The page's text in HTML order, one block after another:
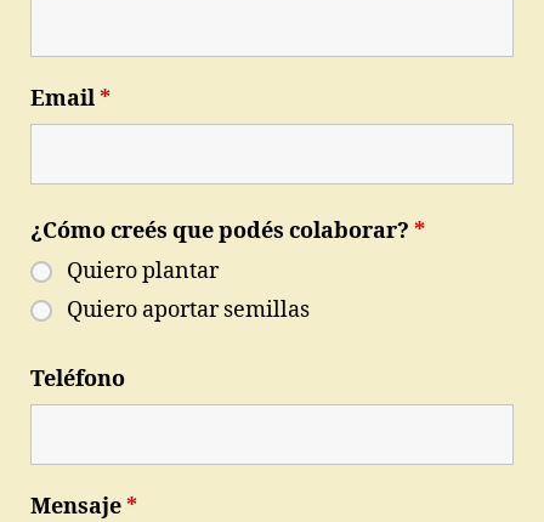
Email*
¿Cómo creés que podés colaborar? *
Quiero plantar
Quiero aportar semillas
Teléfono
Mensaje*